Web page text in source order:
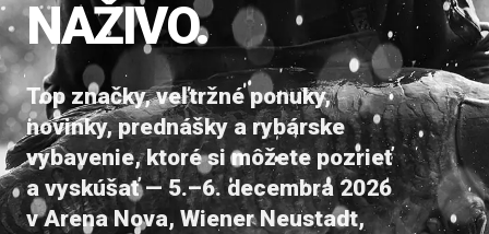
NAŽIVO.
Top značky, veľtržné ponuky,
novinky, prednášky a rybárske
vybavenie, ktoré si môžete pozrieť
a vyskúšať — 5.–6. decembra 2026
v Arena Nova, Wiener Neustadt,